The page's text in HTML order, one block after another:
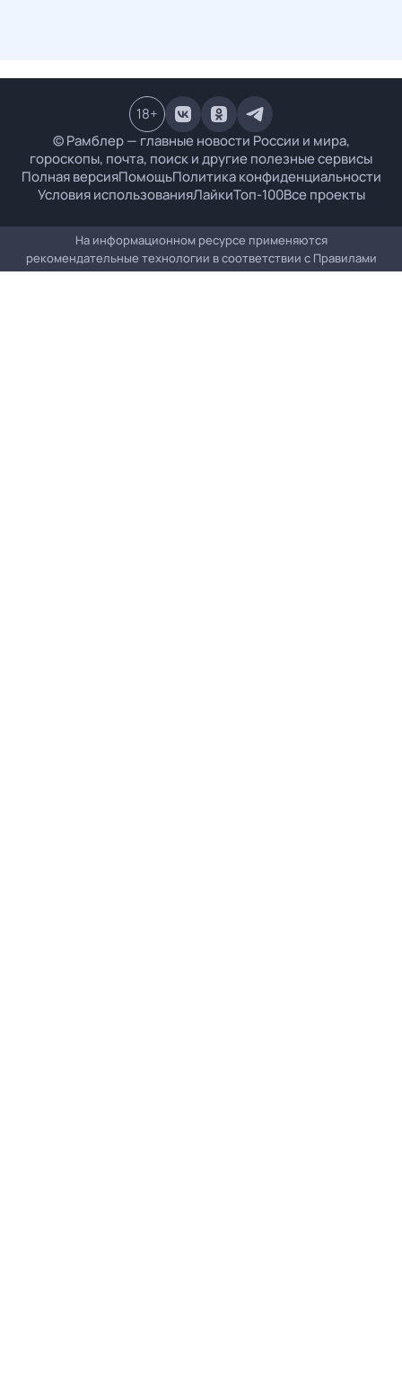
© Рамблер — главные новости России и мира,
гороскопы, почта, поиск и другие полезные сервисы
Полная версияПомощьПолитика конфиденциальности
Условия использованияЛайкиТоп-100Все проекты
18+
На информационном ресурсе применяются
рекомендательные технологии в соответствии с Правилами